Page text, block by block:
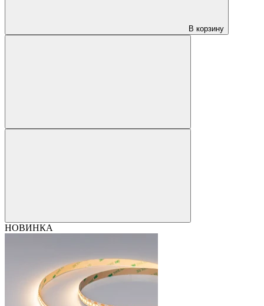
В корзину
НОВИНКА